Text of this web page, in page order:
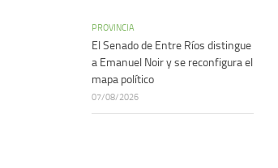
PROVINCIA
El Senado de Entre Ríos distingue
a Emanuel Noir y se reconfigura el
mapa político
07/08/2026